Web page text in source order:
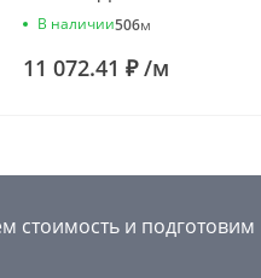
L=2,0м подъемная
В наличии506м
11 072.41 ₽/м
стоимость и подготовим